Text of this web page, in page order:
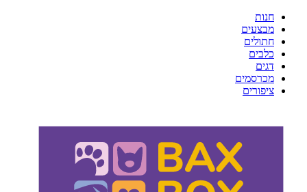
חנות
מבצעים
חתולים
כלבים
דגים
מכרסמים
ציפורים